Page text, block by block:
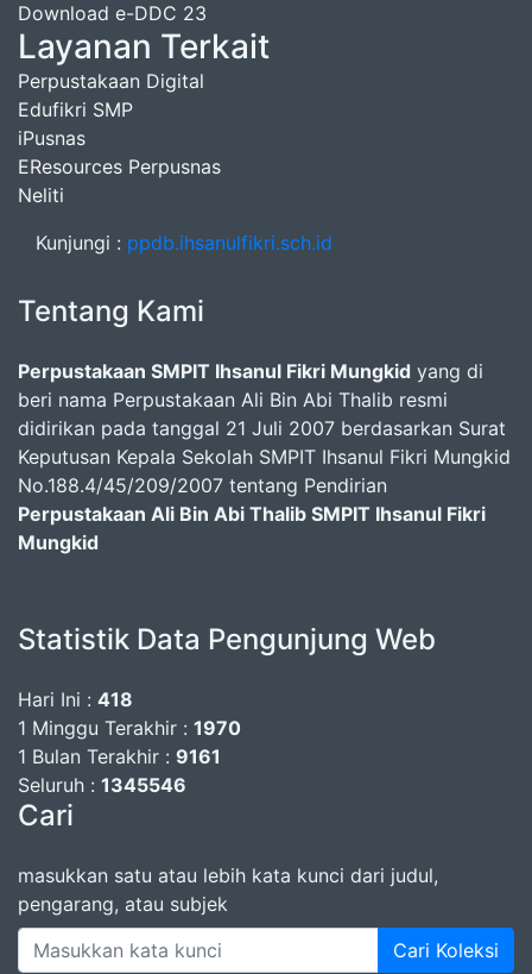
Download e-DDC 23
Layanan Terkait
Perpustakaan Digital
Edufikri SMP
iPusnas
EResources Perpusnas
Neliti
Kunjungi : ppdb.ihsanulfikri.sch.id
Tentang Kami
Perpustakaan SMPIT Ihsanul Fikri Mungkid yang di
beri nama Perpustakaan Ali Bin Abi Thalib resmi
didirikan pada tanggal 21 Juli 2007 berdasarkan Surat
Keputusan Kepala Sekolah SMPIT Ihsanul Fikri Mungkid
No.188.4/45/209/2007 tentang Pendirian
Perpustakaan Ali Bin Abi Thalib SMPIT Ihsanul Fikri
Mungkid
Statistik Data Pengunjung Web
Hari Ini : 418
1 Minggu Terakhir : 1970
1 Bulan Terakhir : 9161
Seluruh : 1345546
Cari
masukkan satu atau lebih kata kunci dari judul,
pengarang, atau subjek
Cari Koleksi